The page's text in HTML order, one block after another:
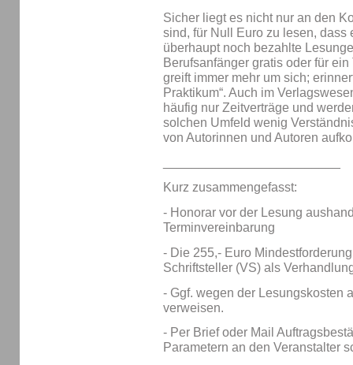
Sicher liegt es nicht nur an den
sind, für Null Euro zu lesen, dass
überhaupt noch bezahlte
Berufsanfänger gratis oder für
greift immer mehr um sich;
Praktikum“. Auch im
häufig nur Zeitverträge und
solchen Umfeld wenig
von Autorinnen und Autoren
Kurz zusammengefasst:
- Honorar vor der Lesung
Terminvereinbarung
- Die 255,- Euro
Schriftsteller (VS) als
- Ggf. wegen der Lesungskosten
verweisen.
- Per Brief oder Mail
Parametern an den Veranstalter